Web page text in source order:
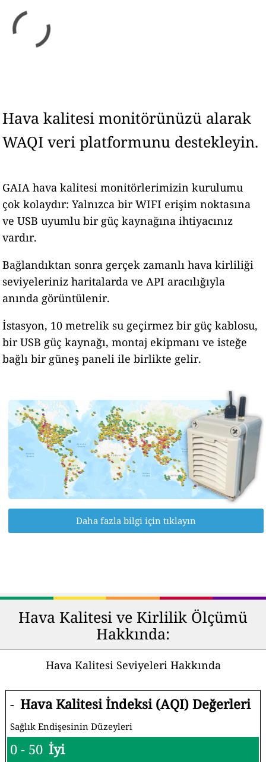
Hava kalitesi monitörünüzü alarak
WAQI veri platformunu destekleyin.
GAIA hava kalitesi monitörlerimizin kurulumu
çok kolaydır: Yalnızca bir WIFI erişim noktasına
ve USB uyumlu bir güç kaynağına ihtiyacınız
vardır.
Bağlandıktan sonra gerçek zamanlı hava kirliliği
seviyeleriniz haritalarda ve API aracılığıyla
anında görüntülenir.
İstasyon, 10 metrelik su geçirmez bir güç kablosu,
bir USB güç kaynağı, montaj ekipmanı ve isteğe
bağlı bir güneş paneli ile birlikte gelir.
Daha fazla bilgi için tıklayın
Hava Kalitesi ve Kirlilik Ölçümü
Hakkında:
Hava Kalitesi Seviyeleri Hakkında
- Hava Kalitesi İndeksi (AQI) Değerleri
Sağlık Endişesinin Düzeyleri
0 - 50 İyi